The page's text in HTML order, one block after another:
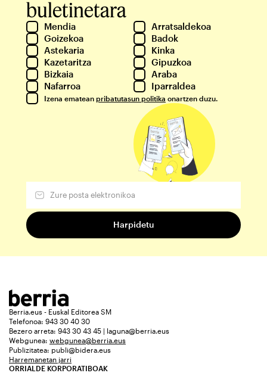
buletinetara
Mendia
Arratsaldekoa
Goizekoa
Badok
Astekaria
Kinka
Kazetaritza
Gipuzkoa
Bizkaia
Araba
Nafarroa
Iparraldea
Izena ematean pribatutasun politika onartzen duzu.
Berria.eus - Euskal Editorea SM
Telefonoa: 943 30 40 30
Bezero arreta: 943 30 43 45 | laguna@berria.eus
Webgunea: webgunea@berria.eus
Publizitatea: publi@bidera.eus
Harremanetan jarri
ORRIALDE KORPORATIBOAK